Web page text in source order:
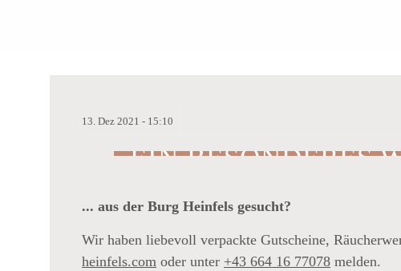
13. Dez 2021 - 15:10
EIN BESONDERES
...
... aus der Burg Heinfels gesucht?
Wir haben liebevoll verpackte Gutscheine,
heinfels.com oder unter +43 664 16 77078 melden.